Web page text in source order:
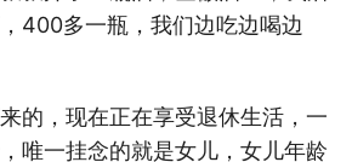
400多一瓶，我们边吃边喝边
的，现在正在享受退休生活，一
唯一挂念的就是女儿，女儿年龄